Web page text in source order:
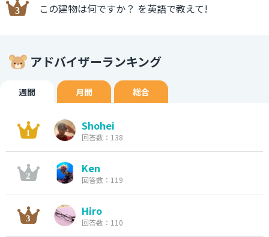
この建物は何ですか？ を英語で教えて!
アドバイザーランキング
週間 月間 総合
Shohei
回答数：138
Ken
回答数：119
Hiro
回答数：110